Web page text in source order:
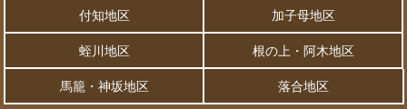
付知地区 加子母地区
蛭川地区 根の上・阿木地区
馬籠・神坂地区 落合地区